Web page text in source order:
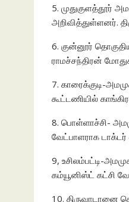
5. முதுகுளத்தூர்
அறிவித்துள்ளனர்.
6. குன்னூர்
ராமச்சந்திரன்
7. காரைக்குடி-
கூட்டணியில்
8. பொள்ளாச்சி-
வேட்பாளராக
9, உசிலம்பட்டி-
கம்யூனிஸ்ட் கட்சி
10. திருவாடானை